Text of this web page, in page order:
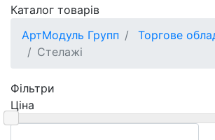
Каталог товарів
АртМодуль Групп
Торгове
Стелажі
Фільтри
Ціна